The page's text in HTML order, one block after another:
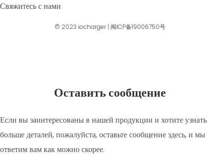
Свяжитесь с нами
© 2023 iocharger| 闽ICP备19006750号
Оставить сообщение
Если вы заинтересованы в нашей продукции и хотите узнать
больше деталей, пожалуйста, оставьте сообщение здесь, и мы
ответим вам как можно скорее.